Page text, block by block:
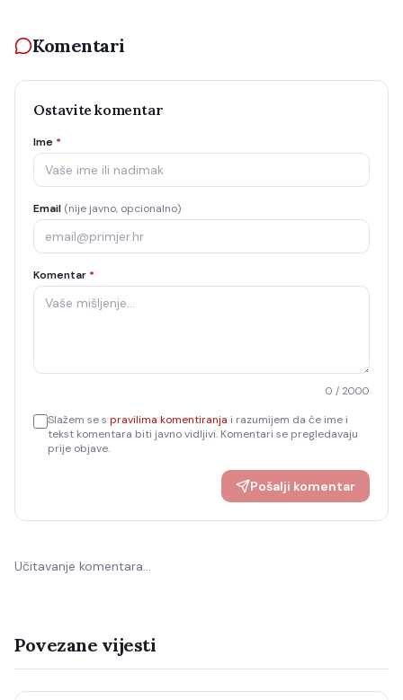
Komentari
Ostavite komentar
Ime *
Email (nije javno, opcionalno)
Komentar *
0 / 2000
Slažem se s pravilima komentiranja i razumijem da će ime i
tekst komentara biti javno vidljivi. Komentari se pregledavaju
prije objave.
Pošalji komentar
Učitavanje komentara…
Povezane vijesti